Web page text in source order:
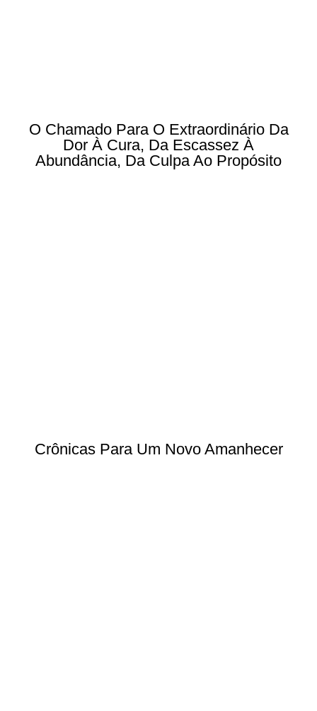
O Chamado Para O Extraordinário Da
Dor À Cura, Da Escassez À
Abundância, Da Culpa Ao Propósito
Crônicas Para Um Novo Amanhecer